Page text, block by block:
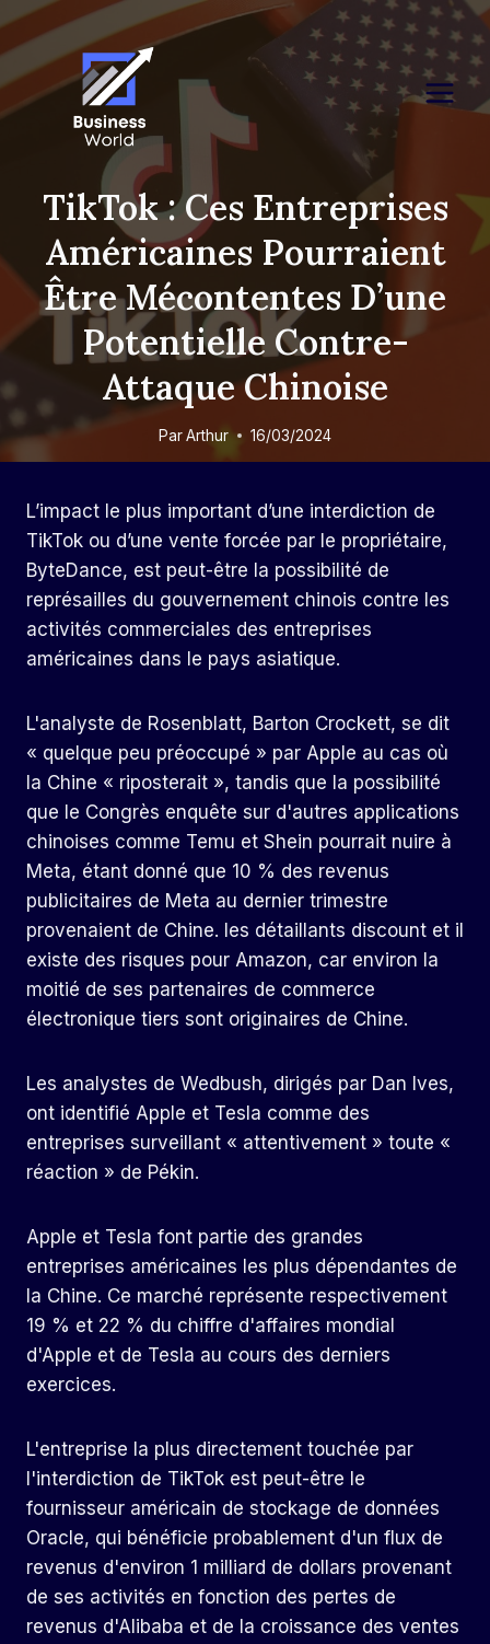
Skip
to
content
TikTok : Ces Entreprises
Américaines Pourraient
Être Mécontentes D’une
Potentielle Contre-
Attaque Chinoise
ParArthur 16/03/2024
L’impact le plus important d’une interdiction de
TikTok ou d’une vente forcée par le propriétaire,
ByteDance, est peut-être la possibilité de
représailles du gouvernement chinois contre les
activités commerciales des entreprises
américaines dans le pays asiatique.
L'analyste de Rosenblatt, Barton Crockett, se dit
« quelque peu préoccupé » par Apple au cas où
la Chine « riposterait », tandis que la possibilité
que le Congrès enquête sur d'autres applications
chinoises comme Temu et Shein pourrait nuire à
Meta, étant donné que 10 % des revenus
publicitaires de Meta au dernier trimestre
provenaient de Chine. les détaillants discount et il
existe des risques pour Amazon, car environ la
moitié de ses partenaires de commerce
électronique tiers sont originaires de Chine.
Les analystes de Wedbush, dirigés par Dan Ives,
ont identifié Apple et Tesla comme des
entreprises surveillant « attentivement » toute «
réaction » de Pékin.
Apple et Tesla font partie des grandes
entreprises américaines les plus dépendantes de
la Chine. Ce marché représente respectivement
19 % et 22 % du chiffre d'affaires mondial
d'Apple et de Tesla au cours des derniers
exercices.
L'entreprise la plus directement touchée par
l'interdiction de TikTok est peut-être le
fournisseur américain de stockage de données
Oracle, qui bénéficie probablement d'un flux de
revenus d'environ 1 milliard de dollars provenant
de ses activités en fonction des pertes de
revenus d'Alibaba et de la croissance des ventes